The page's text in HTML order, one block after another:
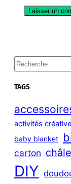
S
e
a
c
h
TAGS
activités
baby blanket
carton châle
DIY